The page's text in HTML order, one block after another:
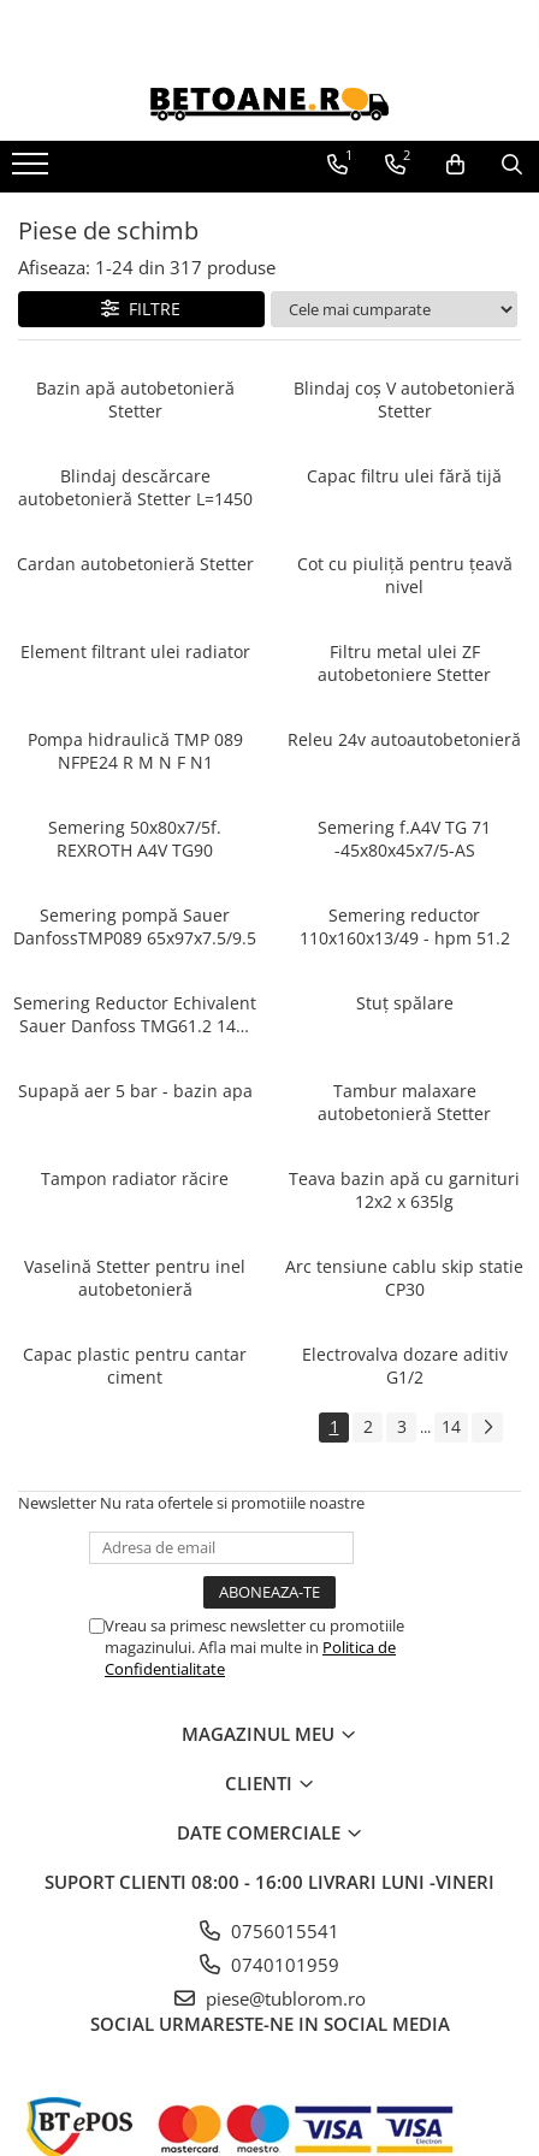
AUTOBETONIERE STETTER
AUTOBETONIERE LIEBHERR
AUTOBETONIERE CIFA
AUTOBETONIERE KARENA
AUTOBETONIERE INTERMIX
AUTOBETONIERE PUTZMEISTER
1 2
Piese de schimb
Afiseaza: 1-24 din 317 produse
FILTRE
Bazin apă autobetonieră
Stetter
Blindaj coș V autobetonieră
Stetter
Blindaj descărcare
autobetonieră Stetter L=1450
Capac filtru ulei fără tijă
Cardan autobetonieră Stetter
Cot cu piuliță pentru țeavă
nivel
Element filtrant ulei radiator
Filtru metal ulei ZF
autobetoniere Stetter
Pompa hidraulică TMP 089
NFPE24 R M N F N1
Releu 24v autoautobetonieră
Semering 50x80x7/5f.
REXROTH A4V TG90
Semering f.A4V TG 71
-45x80x45x7/5-AS
Semering pompă Sauer
DanfossTMP089 65x97x7.5/9.5
Semering reductor
110x160x13/49 - hpm 51.2
Semering Reductor Echivalent
Sauer Danfoss TMG61.2 145-
Stuț spălare
Supapă aer 5 bar - bazin apa
Tambur malaxare
autobetonieră Stetter
Tampon radiator răcire
Teava bazin apă cu garnituri
12x2 x 635lg
Vaselină Stetter pentru inel
autobetonieră
Arc tensiune cablu skip statie
CP30
Capac plastic pentru cantar
ciment
Electrovalva dozare aditiv
G1/2
1 2 3 ... 14
Newsletter Nu rata ofertele si promotiile noastre
Vreau sa primesc newsletter cu promotiile
magazinului. Afla mai multe in Politica de
Confidentialitate
MAGAZINUL MEU
CLIENTI
DATE COMERCIALE
SUPORT CLIENTI 08:00 - 16:00 LIVRARI LUNI -VINERI
0756015541
0740101959
piese@tublorom.ro
SOCIAL URMARESTE-NE IN SOCIAL MEDIA